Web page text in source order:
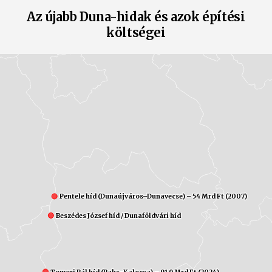
Az újabb Duna-hidak és azok építési
költségei
Pentele híd (Dunaújváros–Dunavecse) – 54 Mrd Ft (2007)
Beszédes József híd / Dunaföldvári híd
Pentele híd (Dunaújváros–Dunavecse) – 54 Mrd Ft (2007)
Beszédes József híd / Dunaföldvári híd